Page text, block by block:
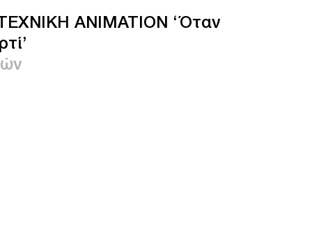
ANIMATION ‘Όταν